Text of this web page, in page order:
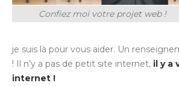
Confiez moi votre projet web !
je suis là pour vous aider. Un
! Il n’y a pas de petit site internet, il y a
internet !